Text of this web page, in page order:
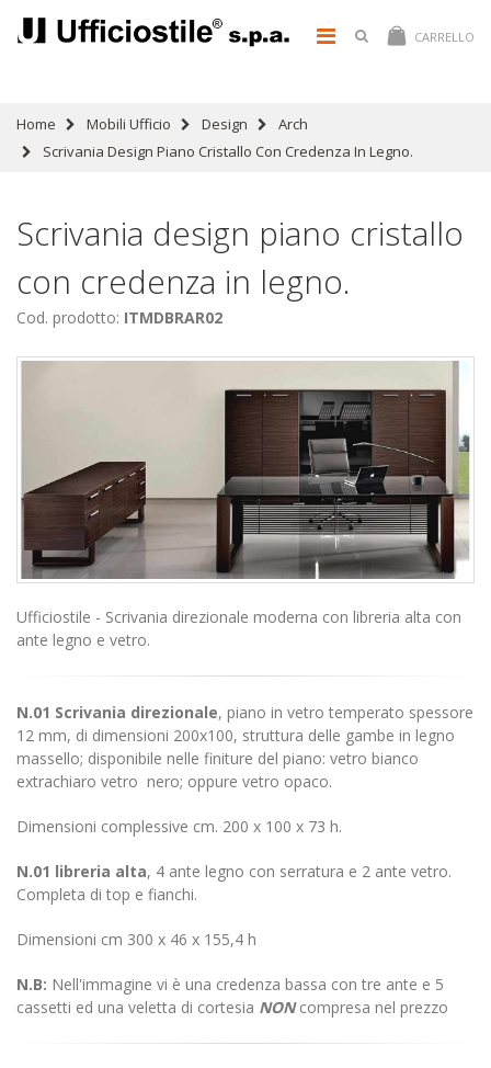
CARRELLO
Home Mobili Ufficio Design
Arch
Scrivania Design Piano Cristallo Con Credenza In Legno.
Scrivania design piano cristallo
con credenza in legno.
Cod. prodotto: ITMDBRAR02
Ufficiostile - Scrivania direzionale moderna con libreria alta con
ante legno e vetro.
N.01 Scrivania direzionale, piano in vetro temperato spessore
12 mm, di dimensioni 200x100, struttura delle gambe in legno
massello; disponibile nelle finiture del piano: vetro bianco
extrachiaro vetro nero; oppure vetro opaco.
Dimensioni complessive cm. 200 x 100 x 73 h.
N.01 libreria alta, 4 ante legno con serratura e 2 ante vetro.
Completa di top e fianchi.
Dimensioni cm 300 x 46 x 155,4 h
N.B: Nell'immagine vi è una credenza bassa con tre ante e 5
cassetti ed una veletta di cortesia NONcompresa nel prezzo